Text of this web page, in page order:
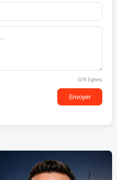
0/8 lignes
Envoyer